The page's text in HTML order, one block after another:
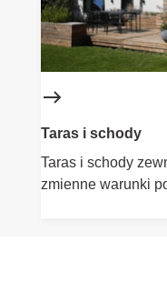
projektów.
Taras i schody
Taras i schody
zmienne warunki